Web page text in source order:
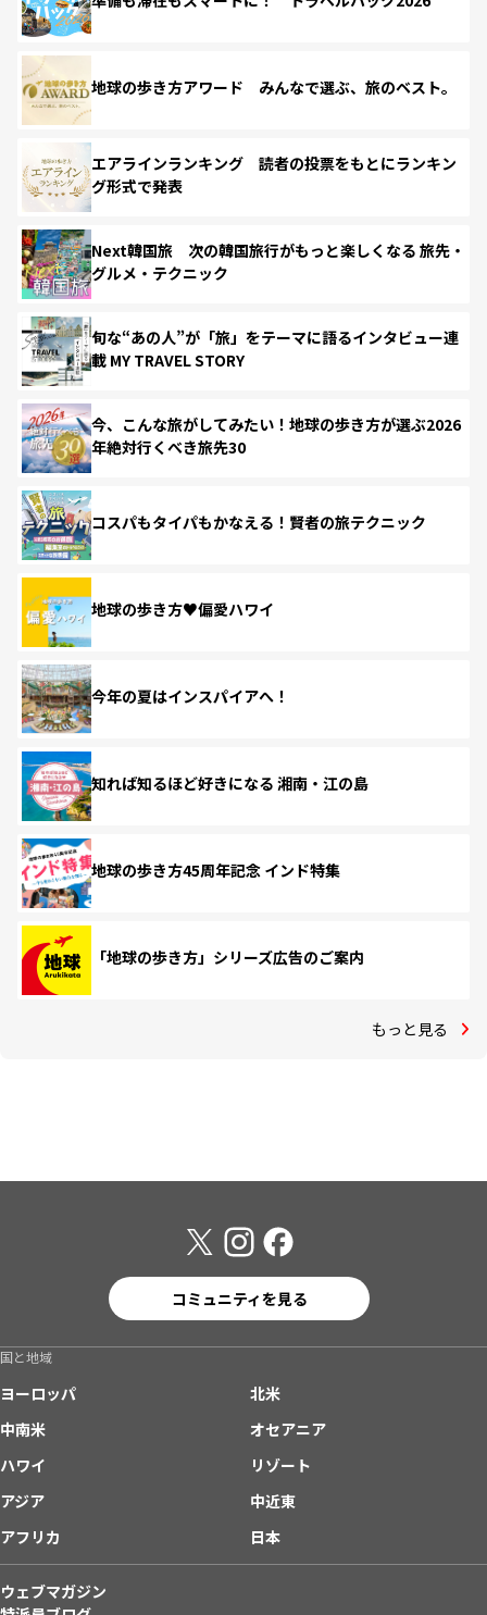
地球の歩き方アワード みんなで選ぶ、旅のベスト。
エアラインランキング 読者の投票をもとにランキン
グ形式で発表
Next韓国旅 次の韓国旅行がもっと楽しくなる 旅先・
グルメ・テクニック
旬な“あの人”が「旅」をテーマに語るインタビュー連
載 MY TRAVEL STORY
今、こんな旅がしてみたい！地球の歩き方が選ぶ2026
年絶対行くべき旅先30
コスパもタイパもかなえる！賢者の旅テクニック
地球の歩き方♥偏愛ハワイ
今年の夏はインスパイアへ！
知れば知るほど好きになる 湘南・江の島
地球の歩き方45周年記念 インド特集
「地球の歩き方」シリーズ広告のご案内
もっと見る
コミュニティを見る
国と地域
ヨーロッパ
北米
中南米
オセアニア
ハワイ
リゾート
アジア
中近東
アフリカ
日本
ウェブマガジン